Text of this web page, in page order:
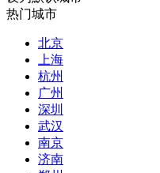
热门城市
北京
上海
杭州
广州
深圳
武汉
南京
济南